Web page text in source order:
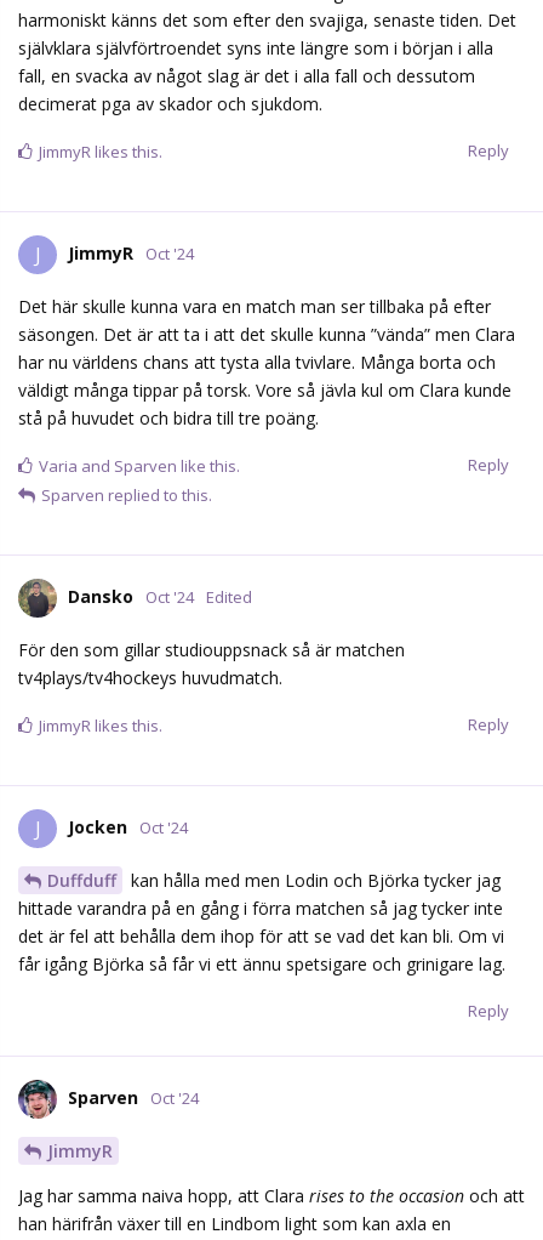
harmoniskt känns det som efter den svajiga, senaste tiden. Det
självklara självförtroendet syns inte längre som i början i alla
fall, en svacka av något slag är det i alla fall och dessutom
decimerat pga av skador och sjukdom.
Reply
JimmyR likes this.
J JimmyR Oct '24
Det här skulle kunna vara en match man ser tillbaka på efter
säsongen. Det är att ta i att det skulle kunna ”vända” men Clara
har nu världens chans att tysta alla tvivlare. Många borta och
väldigt många tippar på torsk. Vore så jävla kul om Clara kunde
stå på huvudet och bidra till tre poäng.
Reply
Varia and Sparven like this.
Sparven replied to this.
Dansko Oct '24 Edited
För den som gillar studiouppsnack så är matchen
tv4plays/tv4hockeys huvudmatch.
Reply
JimmyR likes this.
J Jocken Oct '24
Duffduff
kan hålla med men Lodin och Björka tycker jag
hittade varandra på en gång i förra matchen så jag tycker inte
det är fel att behålla dem ihop för att se vad det kan bli. Om vi
får igång Björka så får vi ett ännu spetsigare och grinigare lag.
Reply
Sparven Oct '24
JimmyR
Jag har samma naiva hopp, att Clara rises to the occasion och att
han härifrån växer till en Lindbom light som kan axla en